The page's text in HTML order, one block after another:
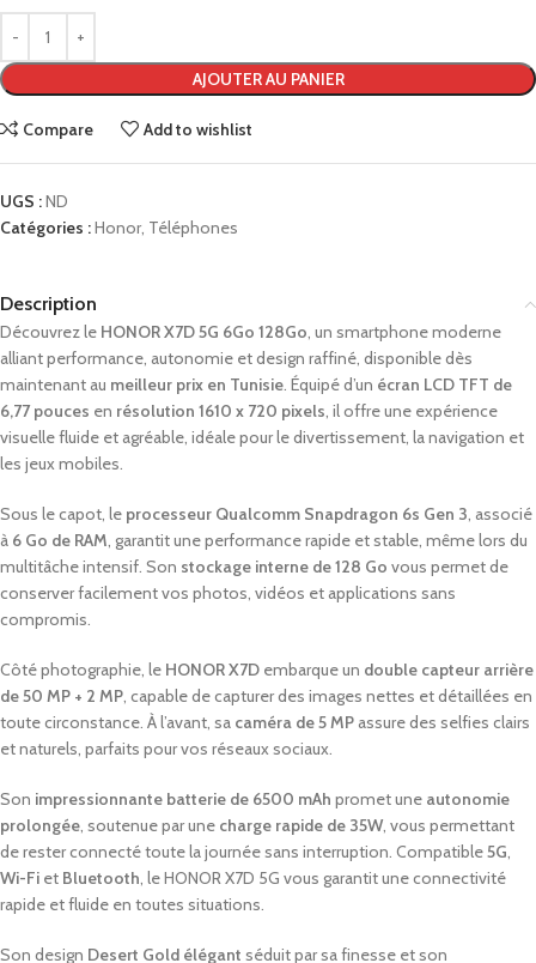
AJOUTER AU PANIER
Compare Add to wishlist
UGS :ND
Catégories :Honor, Téléphones
Description
Découvrez le HONOR X7D 5G 6Go 128Go, un smartphone moderne
alliant performance, autonomie et design raffiné, disponible dès
maintenant au meilleur prix en Tunisie. Équipé d’un écran LCD TFT de
6,77 pouces en résolution 1610 x 720 pixels, il offre une expérience
visuelle fluide et agréable, idéale pour le divertissement, la navigation et
les jeux mobiles.
Sous le capot, le processeur Qualcomm Snapdragon 6s Gen 3, associé
à 6 Go de RAM, garantit une performance rapide et stable, même lors du
multitâche intensif. Son stockage interne de 128 Go vous permet de
conserver facilement vos photos, vidéos et applications sans
compromis.
Côté photographie, le HONOR X7D embarque un double capteur arrière
de 50 MP + 2 MP, capable de capturer des images nettes et détaillées en
toute circonstance. À l’avant, sa caméra de 5 MP assure des selfies clairs
et naturels, parfaits pour vos réseaux sociaux.
Son impressionnante batterie de 6500 mAh promet une autonomie
prolongée, soutenue par une charge rapide de 35W, vous permettant
de rester connecté toute la journée sans interruption. Compatible5G,
Wi-Fi et Bluetooth, le HONOR X7D 5G vous garantit une connectivité
rapide et fluide en toutes situations.
Son design Desert Gold élégant séduit par sa finesse et son